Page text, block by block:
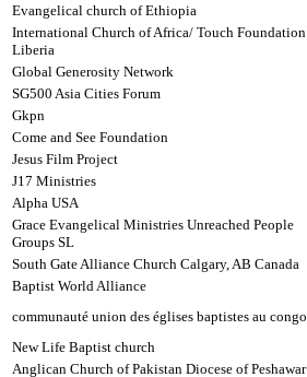
Evangelical church of Ethiopia
International Church of Africa/ Touch Foundation
Liberia
Global Generosity Network
SG500 Asia Cities Forum
Gkpn
Come and See Foundation
Jesus Film Project
J17 Ministries
Alpha USA
Grace Evangelical Ministries Unreached People
Groups SL
South Gate Alliance Church Calgary, AB Canada
Baptist World Alliance
communauté union des églises baptistes au congo
New Life Baptist church
Anglican Church of Pakistan Diocese of Peshawar